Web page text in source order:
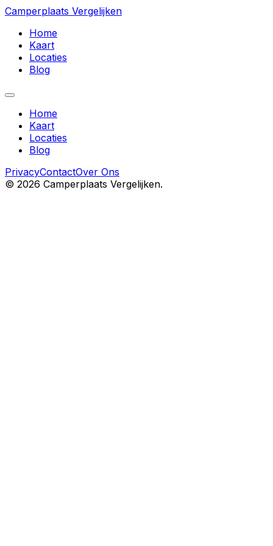
Camperplaats Vergelijken
Home
Kaart
Locaties
Blog
Home
Kaart
Locaties
Blog
PrivacyContactOver Ons
© 2026 Camperplaats Vergelijken.